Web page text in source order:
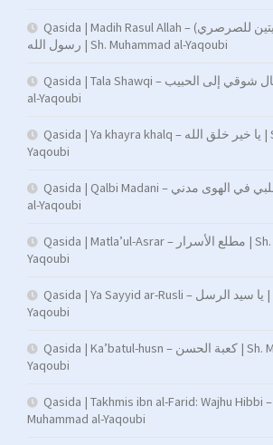
Qasida | Madih Rasul Allah – (تخميس بيتين للصرصري) مديح
رسول الله | Sh. Muhammad al-Yaqoubi
Qasida | Tala Shawqi – طال شوقي إلى الحبيب | Sh. Muhammad
al-Yaqoubi
Qasida | Ya khayra khalq – يا خير خلق الله | Sh. Muhammad al-
Yaqoubi
Qasida | Qalbi Madani – قلبي في الهوى مدني | Sh. Muhammad
al-Yaqoubi
Qasida | Matla’ul-Asrar – مطلع الأسرار | Sh. Muhammad al-
Yaqoubi
Qasida | Ya Sayyid ar-Rusli – يا سيد الرسل | Sh. Muhammad al-
Yaqoubi
Qasida | Ka’batul-husn – كعبة الحسن | Sh. Muhammad al-
Yaqoubi
Qasida | Takhmis ibn al-Farid: Wajhu Hibbi – وجه حبي | Sh.
Muhammad al-Yaqoubi